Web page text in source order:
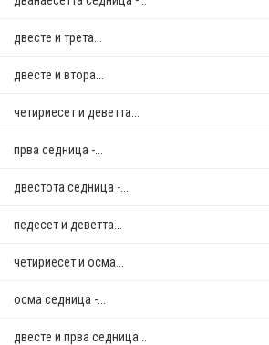
двестe и трета...
двестe и втора...
четириесет и деветта...
прва седница -...
двестота седница -...
педесет и деветта...
четириесет и осма...
осма седница -...
двестe и прва седница...